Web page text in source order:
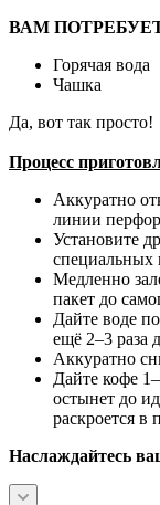
ВАМ
Горячая вода
Чашка
Да, вот так просто!
Процесс
Аккуратно
линии
Установите
специальных
Медленно
пакет до
Дайте воде
ещё 2–3 раза
Аккуратно
Дайте кофе
остынет до
раскроется в
Наслаждайтесь